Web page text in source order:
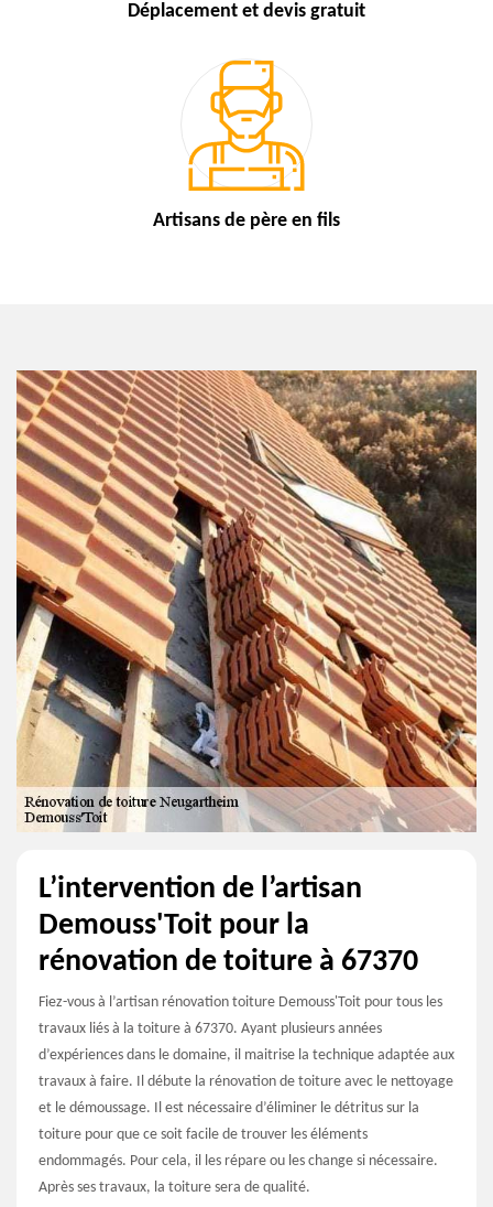
Déplacement et devis gratuit
Artisans de père en fils
L’intervention de l’artisan
Demouss'Toit pour la
rénovation de toiture à 67370
Fiez-vous à l’artisan rénovation toiture Demouss'Toit pour tous les
travaux liés à la toiture à 67370. Ayant plusieurs années
d’expériences dans le domaine, il maitrise la technique adaptée aux
travaux à faire. Il débute la rénovation de toiture avec le nettoyage
et le démoussage. Il est nécessaire d’éliminer le détritus sur la
toiture pour que ce soit facile de trouver les éléments
endommagés. Pour cela, il les répare ou les change si nécessaire.
Après ses travaux, la toiture sera de qualité.